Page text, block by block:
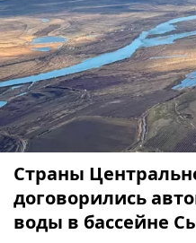
Страны
договорились
воды в бассейне